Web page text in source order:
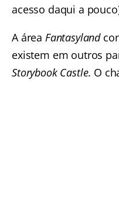
acesso daqui a
A área Fantasyland
existem em outros
Storybook Castle. O